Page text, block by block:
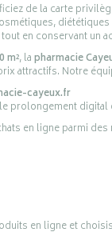
de la carte
en conservant
m², lapharmacie
attractifs. Notre
cayeux.fr
prolongement digital
en ligne parmi
en ligne et